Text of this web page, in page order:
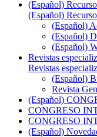
(Español)
(Español)
(Español)
(Español)
(Español)
Revistas
Revistas
(Español)
Revista
(Español)
CONGRESO
CONGRESO
(Español)